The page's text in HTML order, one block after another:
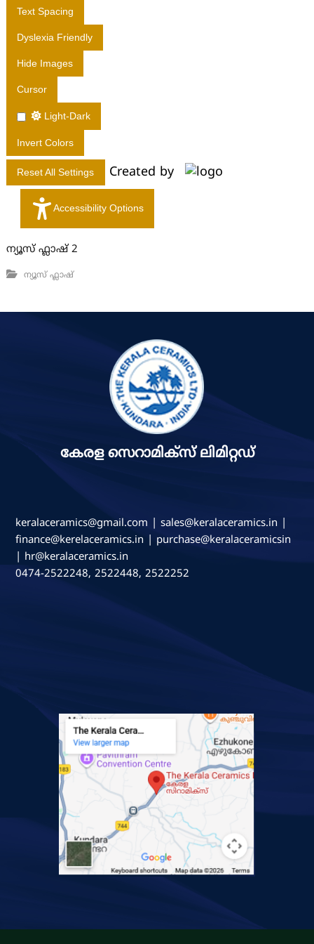
D
.
Text Spacing
Dyslexia Friendly
Hide Images
Cursor
Light-Dark
Invert Colors
Reset All Settings Created by
Accessibility Options
ന്യൂസ് ഫ്ലാഷ് 2
ന്യൂസ് ഫ്ലാഷ്
കേരള സെറാമിക്സ് ലിമിറ്റഡ്
keralaceramics@gmail.com | sales@keralaceramics.in |
finance@kerelaceramics.in | purchase@keralaceramicsin
| hr@keralaceramics.in
0474-2522248, 2522448, 2522252